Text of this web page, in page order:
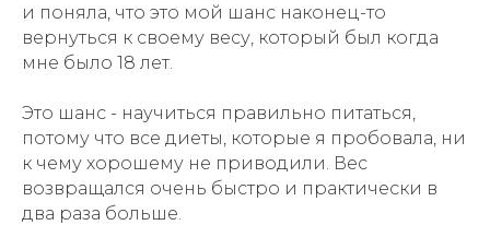
и поняла, что это мой шанс наконец-то
вернуться к своему весу, который был когда
мне было 18 лет.
Это шанс - научиться правильно питаться,
потому что все диеты, которые я пробовала, ни
к чему хорошему не приводили. Вес
возвращался очень быстро и практически в
два раза больше.